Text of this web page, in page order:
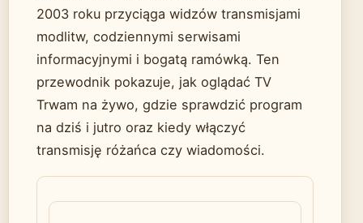
2003 roku przyciąga widzów transmisjami
modlitw, codziennymi serwisami
informacyjnymi i bogatą ramówką. Ten
przewodnik pokazuje, jak oglądać TV
Trwam na żywo, gdzie sprawdzić program
na dziś i jutro oraz kiedy włączyć
transmisję różańca czy wiadomości.